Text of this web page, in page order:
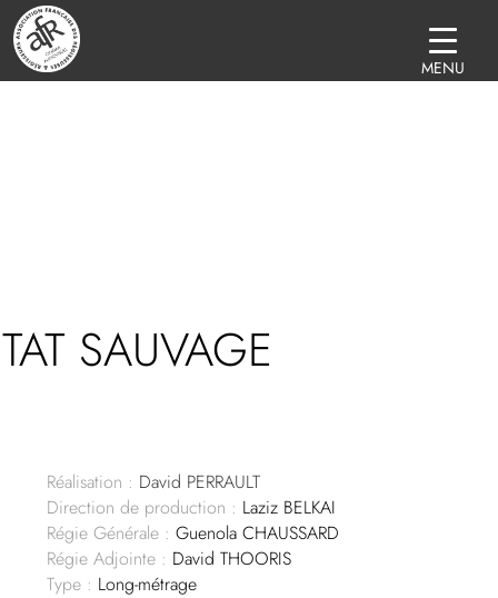
SAUVAGE
Réalisation : David PERRAULT
Direction de production : Laziz BELKAI
Régie Générale : Guenola CHAUSSARD
Régie Adjointe : David THOORIS
Type : Long-métrage
MENU